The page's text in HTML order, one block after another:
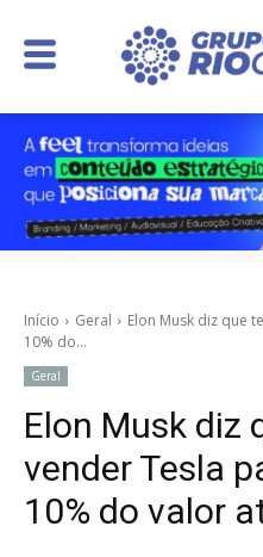
Início Geral
Elon Musk diz que
10% do...
Geral
Elon Musk diz
vender Tesla
10% do valor